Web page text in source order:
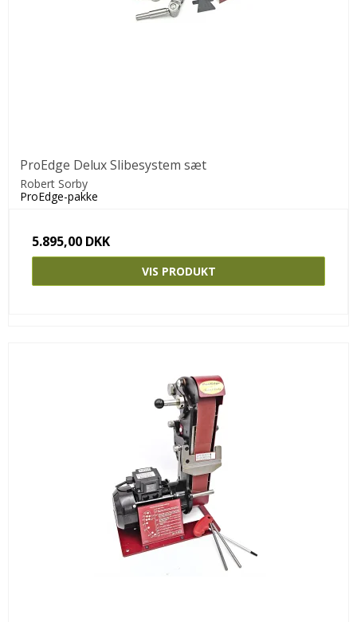
ProEdge Delux Slibesystem sæt
Robert Sorby
ProEdge-pakke
5.895,00 DKK
VIS PRODUKT